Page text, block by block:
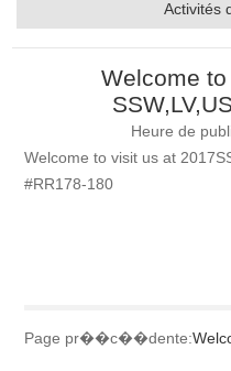
Activités
Welcome
Heure de
Welcome to visit us at
#RR178-180
Page pr��c��dente: